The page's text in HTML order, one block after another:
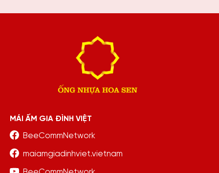
MÁI ẤM GIA ĐÌNH VIỆT
BeeCommNetwork
maiamgiadinhviet.vietnam